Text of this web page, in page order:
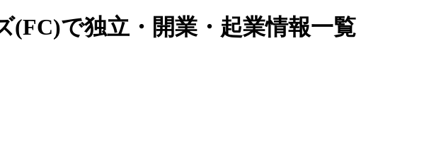
(FC)で独立・開業・起業情報一覧